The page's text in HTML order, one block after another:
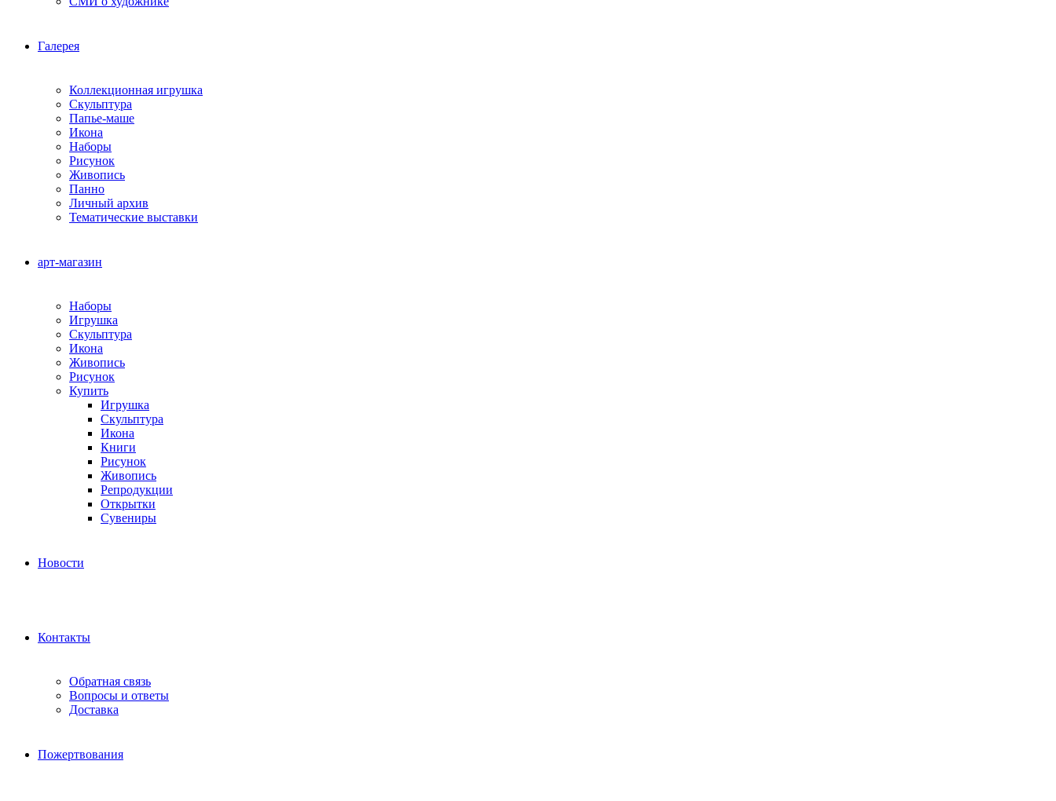
Галерея
Коллекционная игрушка
Скульптура
Папье-маше
Икона
Наборы
Рисунок
Живопись
Панно
Личный архив
Тематические выставки
арт-магазин
Наборы
Игрушка
Скульптура
Икона
Живопись
Рисунок
Купить
Игрушка
Скульптура
Икона
Книги
Рисунок
Живопись
Репродукции
Открытки
Сувениры
Новости
Контакты
Обратная связь
Вопросы и ответы
Доставка
Пожертвования